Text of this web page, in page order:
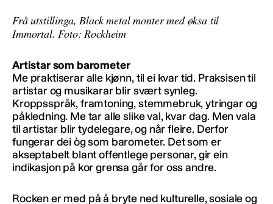
Frå utstillinga, Black metal monter med øksa til
Immortal. Foto: Rockheim
Artistar som barometer
Me praktiserar alle kjønn, til ei kvar tid. Praksisen til
artistar og musikarar blir svært synleg.
Kroppsspråk, framtoning, stemmebruk, ytringar og
påkledning. Me tar alle slike val, kvar dag. Men vala
til artistar blir tydelegare, og når fleire. Derfor
fungerar dei òg som barometer. Det som er
akseptabelt blant offentlege personar, gir ein
indikasjon på kor grensa går for oss andre.
Rocken er med på å bryte ned kulturelle, sosiale og